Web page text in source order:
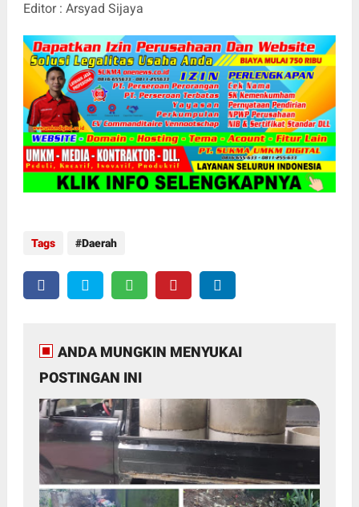
Editor : Arsyad Sijaya
Tags Daerah
ANDA MUNGKIN MENYUKAI
POSTINGAN INI